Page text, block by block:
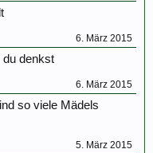
6. März 2015
du denkst
6. März 2015
so viele Mädels
5. März 2015